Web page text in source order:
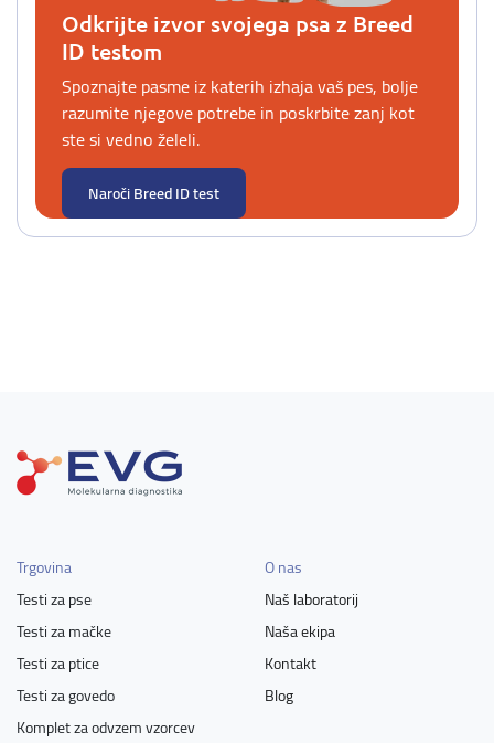
Odkrijte izvor svojega psa z Breed
ID testom
Spoznajte pasme iz katerih izhaja vaš pes, bolje
razumite njegove potrebe in poskrbite zanj kot
ste si vedno želeli.
Naroči Breed ID test
Trgovina
Testi za pse
Testi za mačke
Testi za ptice
Testi za govedo
Komplet za odvzem vzorcev
O nas
Naš laboratorij
Naša ekipa
Kontakt
Blog